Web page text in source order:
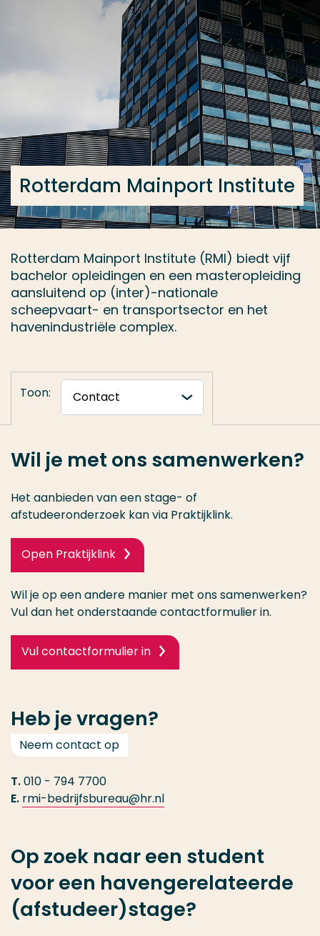
Ga direct naar de content
Rotterdam Mainport Institute
Rotterdam Mainport Institute (RMI) biedt vijf
bachelor opleidingen en een masteropleiding
aansluitend op (inter)-nationale
scheepvaart- en transportsector en het
havenindustriële complex.
Toon:
Wil je met ons samenwerken?
Het aanbieden van een stage- of
afstudeeronderzoek kan via Praktijklink.
Open Praktijklink
Wil je op een andere manier met ons samenwerken?
Vul dan het onderstaande contactformulier in.
Vul contactformulier in
Heb je vragen?
Neem contact op
T.010 - 794 7700
E. rmi-bedrijfsbureau@hr.nl
Op zoek naar een student
voor een havengerelateerde
(afstudeer)stage?
Opleiding
Contact